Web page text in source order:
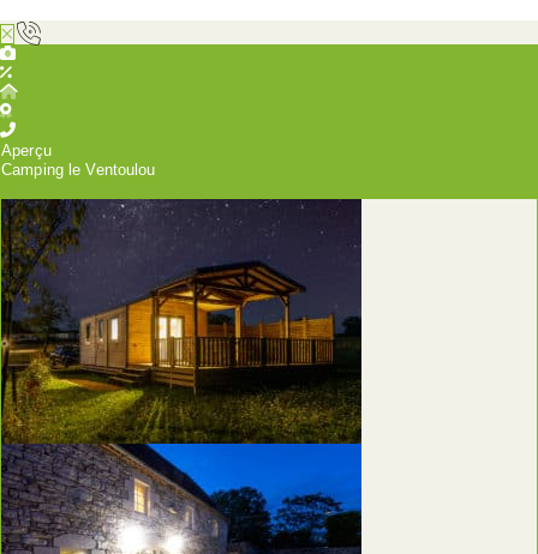
Aperçu
Camping le Ventoulou